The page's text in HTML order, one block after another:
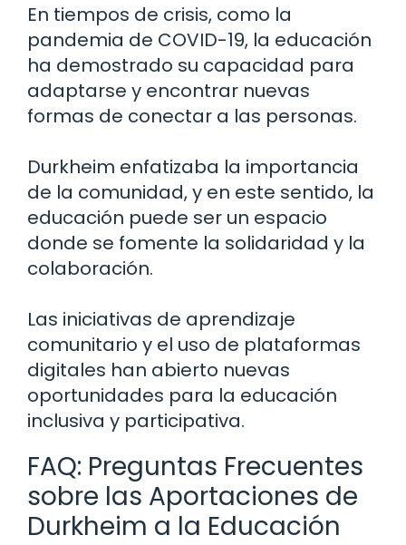
En tiempos de crisis, como la
pandemia de COVID-19, la educación
ha demostrado su capacidad para
adaptarse y encontrar nuevas
formas de conectar a las personas.
Durkheim enfatizaba la importancia
de la comunidad, y en este sentido, la
educación puede ser un espacio
donde se fomente la solidaridad y la
colaboración.
Las iniciativas de aprendizaje
comunitario y el uso de plataformas
digitales han abierto nuevas
oportunidades para la educación
inclusiva y participativa.
FAQ: Preguntas Frecuentes
sobre las Aportaciones de
Durkheim a la Educación